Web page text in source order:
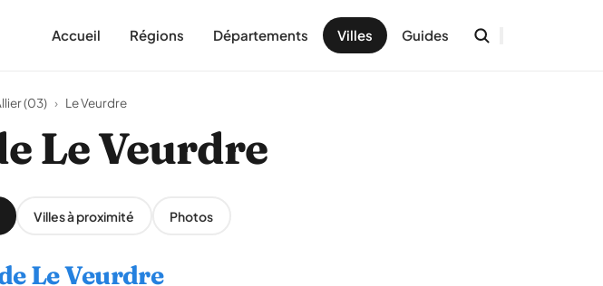
Accueil Régions Départements Villes Guides
(03) › Le Veurdre
Le Veurdre
Villes à proximité Photos
Le Veurdre